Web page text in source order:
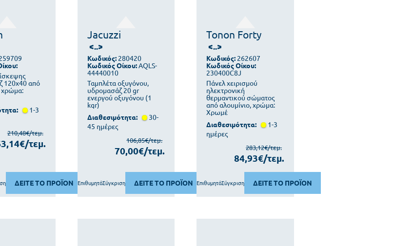
120x40 από
χρώμα:
1-3
210,48€/τεμ.
τεμ.
ΔΕΙΤΕ ΤΟ ΠΡΟΪΟΝ
Jacuzzi
<..>
Ταμπλέτα οξυγόνου,
υδρομασάζ 20 gr
ενεργού οξυγόνου (1
kgr)
Κωδικός:280420
Κωδικός Οίκου:AQLS-
44440010
Διαθεσιμότητα:
30-
45 ημέρες
106,85€/τεμ.
70,00€/τεμ.
ΔΕΙΤΕ ΤΟ ΠΡΟΪΟΝ
ΕπιθυμητόΣύγκριση
Tonon Forty
<..>
Πάνελ χειρισμού
ηλεκτρονική
θερμαντικού σώματος
από αλουμίνιο, χρώμα:
Χρωμέ
Κωδικός: 262607
Κωδικός Οίκου:
230400C8J
Διαθεσιμότητα:
1-3
ημέρες
283,12€/τεμ.
84,93€/τεμ.
ΔΕΙΤΕ ΤΟ ΠΡΟΪΟΝ
ΕπιθυμητόΣύγκριση